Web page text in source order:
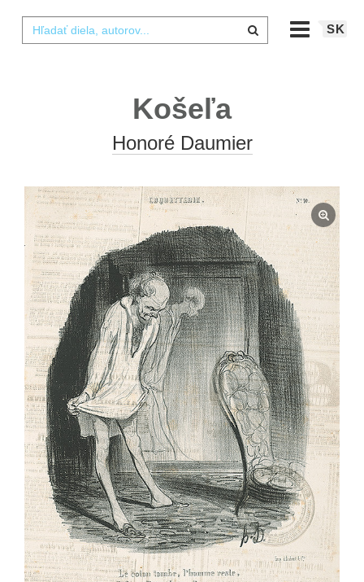
SK
Košeľa
Honoré Daumier